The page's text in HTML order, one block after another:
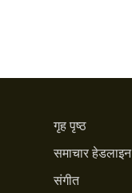
गृह पृष्ठ
समाचार हेडलाइन
संगीत